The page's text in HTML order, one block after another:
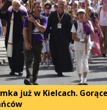
już w Kielcach.